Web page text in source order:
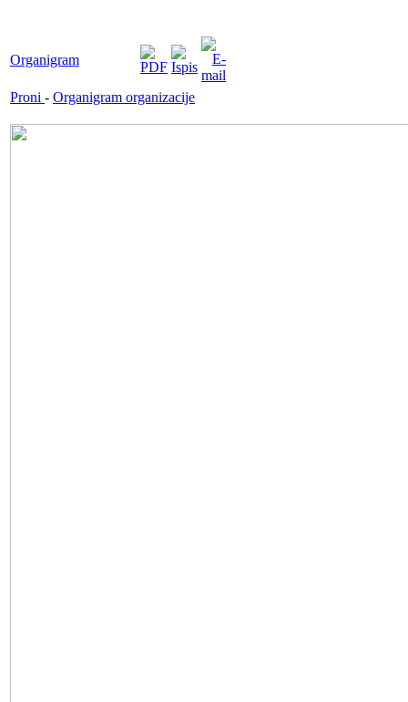
Organigram
Proni - Organigram organizacije